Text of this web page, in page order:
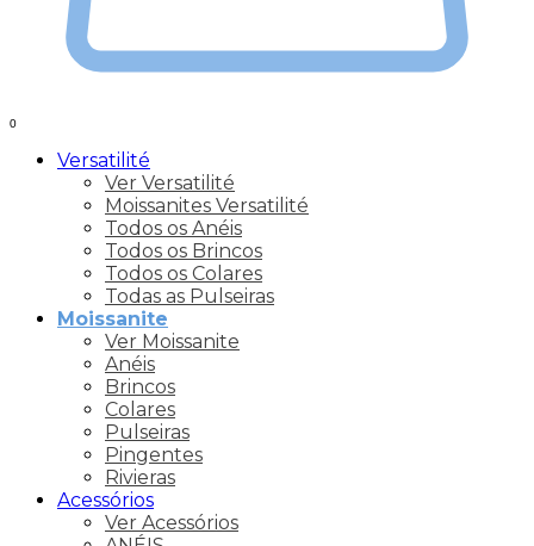
0
Versatilité
Ver Versatilité
Moissanites Versatilité
Todos os Anéis
Todos os Brincos
Todos os Colares
Todas as Pulseiras
Moissanite
Ver Moissanite
Anéis
Brincos
Colares
Pulseiras
Pingentes
Rivieras
Acessórios
Ver Acessórios